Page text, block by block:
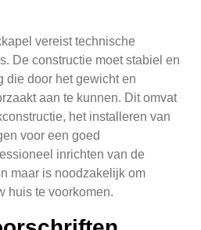
vereist technische
De constructie moet stabiel en
die door het gewicht en
aan te kunnen. Dit omvat
het installeren van
voor een goed
inrichten van de
maar is noodzakelijk om
huis te voorkomen.